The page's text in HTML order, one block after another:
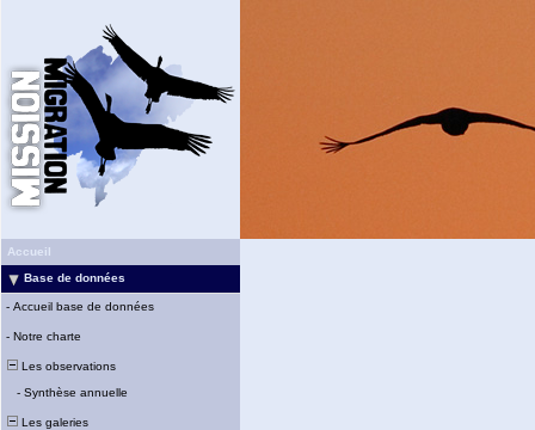
Accueil
Base de données
- Accueil base de données
- Notre charte
Les observations
- Synthèse annuelle
Les galeries